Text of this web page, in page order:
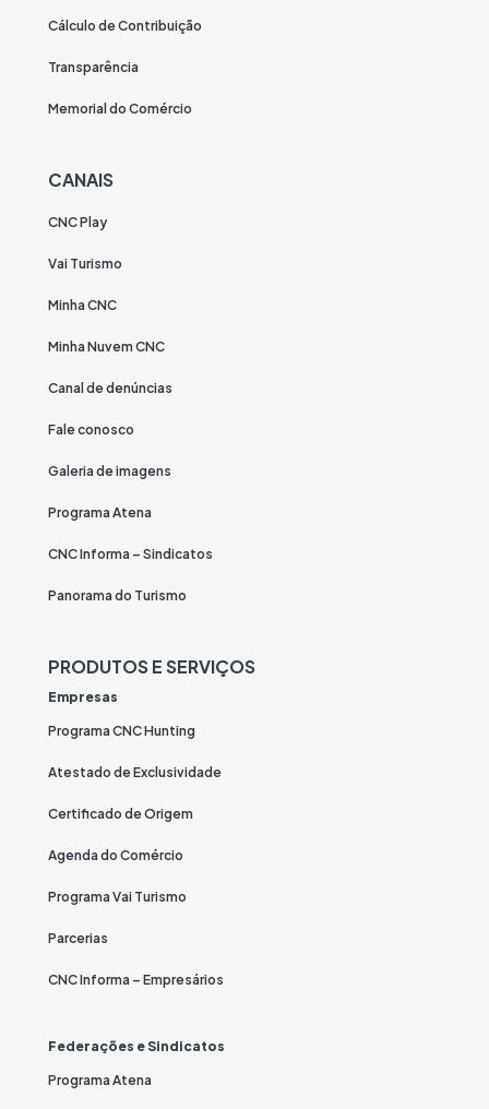
Cálculo de Contribuição
Transparência
Memorial do Comércio
CANAIS
CNC Play
Vai Turismo
Minha CNC
Minha Nuvem CNC
Canal de denúncias
Fale conosco
Galeria de imagens
Programa Atena
CNC Informa – Sindicatos
Panorama do Turismo
PRODUTOS E SERVIÇOS
Empresas
Programa CNC Hunting
Atestado de Exclusividade
Certificado de Origem
Agenda do Comércio
Programa Vai Turismo
Parcerias
CNC Informa – Empresários
Federações e Sindicatos
Programa Atena